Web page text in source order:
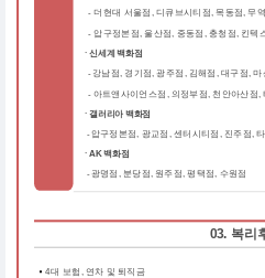
- 더현대 서울점, 디큐브시티점, 목동점, 무
- 압구정본점, 울산점, 중동점, 충청점, 킨텍
ㆍ신세계 백화점
- 강남점, 경기점, 광주점, 김해점, 대구점,
- 아트앤사이언스점, 의정부점, 천안아산점,
ㆍ갤러리아 백화점
-압구정본점, 광교점, 센터시티점, 진주점,
ㆍAK 백화점
-광명점, 분당점, 원주점, 평택점, 수원점
03. 복리
4대 보험, 연차 및 퇴직금